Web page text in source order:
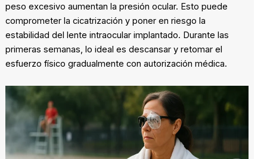
peso excesivo aumentan la presión ocular. Esto puede
comprometer la cicatrización y poner en riesgo la
estabilidad del lente intraocular implantado. Durante las
primeras semanas, lo ideal es descansar y retomar el
esfuerzo físico gradualmente con autorización médica.